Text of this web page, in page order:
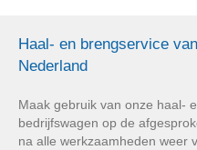
Haal- en brengservice
Nederland
Maak gebruik van onze haal-
bedrijfswagen op de
na alle werkzaamheden weer